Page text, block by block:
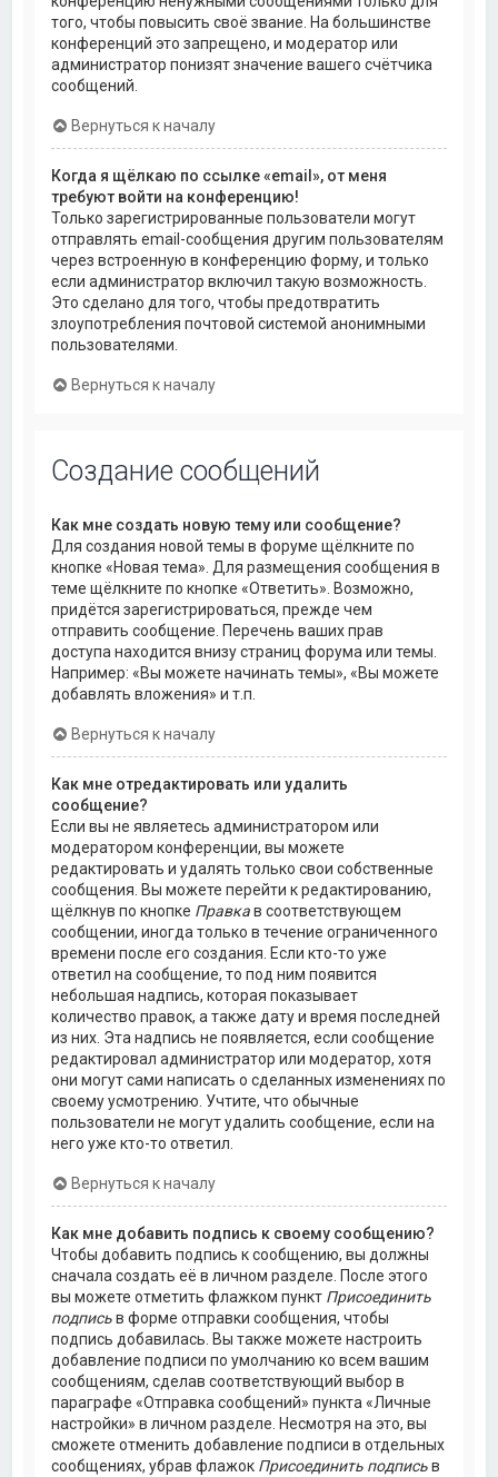
того, чтобы повысить своё звание. На большинстве
конференций это запрещено, и модератор или
администратор понизят значение вашего счётчика
сообщений.
Вернуться к началу
Когда я щёлкаю по ссылке «email», от меня
требуют войти на конференцию!
Только зарегистрированные пользователи могут
отправлять email-сообщения другим пользователям
через встроенную в конференцию форму, и только
если администратор включил такую возможность.
Это сделано для того, чтобы предотвратить
злоупотребления почтовой системой анонимными
пользователями.
Вернуться к началу
Создание сообщений
Как мне создать новую тему или сообщение?
Для создания новой темы в форуме щёлкните по
кнопке «Новая тема». Для размещения сообщения в
теме щёлкните по кнопке «Ответить». Возможно,
придётся зарегистрироваться, прежде чем
отправить сообщение. Перечень ваших прав
доступа находится внизу страниц форума или темы.
Например: «Вы можете начинать темы», «Вы можете
добавлять вложения» и т.п.
Вернуться к началу
Как мне отредактировать или удалить
сообщение?
Если вы не являетесь администратором или
модератором конференции, вы можете
редактировать и удалять только свои собственные
сообщения. Вы можете перейти к редактированию,
щёлкнув по кнопке Правкав соответствующем
сообщении, иногда только в течение ограниченного
времени после его создания. Если кто-то уже
ответил на сообщение, то под ним появится
небольшая надпись, которая показывает
количество правок, а также дату и время последней
из них. Эта надпись не появляется, если сообщение
редактировал администратор или модератор, хотя
они могут сами написать о сделанных изменениях по
своему усмотрению. Учтите, что обычные
пользователи не могут удалить сообщение, если на
него уже кто-то ответил.
Вернуться к началу
Как мне добавить подпись к своему сообщению?
Чтобы добавить подпись к сообщению, вы должны
сначала создать её в личном разделе. После этого
вы можете отметить флажком пункт Присоединить
подписьв форме отправки сообщения, чтобы
подпись добавилась. Вы также можете настроить
добавление подписи по умолчанию ко всем вашим
сообщениям, сделав соответствующий выбор в
параграфе «Отправка сообщений» пункта «Личные
настройки» в личном разделе. Несмотря на это, вы
сможете отменить добавление подписи в отдельных
сообщениях, убрав флажок Присоединить подписьв